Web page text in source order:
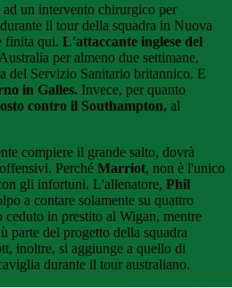
ad un intervento chirurgico per
il tour della squadra in Nuova
finita qui. L'attaccante inglese del
per almeno due settimane,
del Servizio Sanitario britannico. E
in Galles. Invece, per quanto
contro il Southampton, al
compiere il grande salto, dovrà
Perché Marriot, non è l'unico
gli infortuni. L'allenatore, Phil
a contare solamente su quattro
ceduto in prestito al Wigan, mentre
parte del progetto della squadra
inoltre, si aggiunge a quello di
durante il tour australiano.